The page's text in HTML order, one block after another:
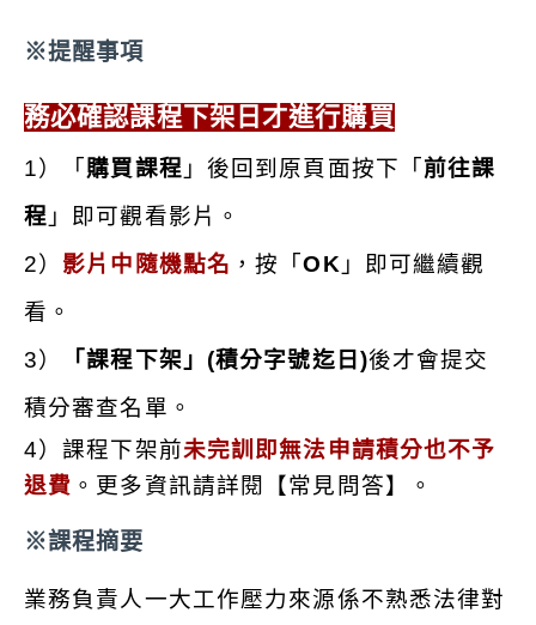
50分鐘
1
上課時段
不限
※提醒事項
務必確認課程下架日才進行購買
1）「 購買課程 」後回到原頁面按下 「 前往課
程 」即可觀看影片。
2） 影片中隨機點名 ，按「OK 」即可繼續觀
看。
3）
「課程下架 」(積分字號迄日)後才會提交
積分審查名單。
4）課程下架前未完訓即無法申請積分也不予
退費 。更多資訊請詳閱【常見問答】。
※課程摘要
業務負責人一大工作壓力來源係不熟悉法律對